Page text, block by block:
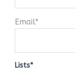
Email*
Lists*